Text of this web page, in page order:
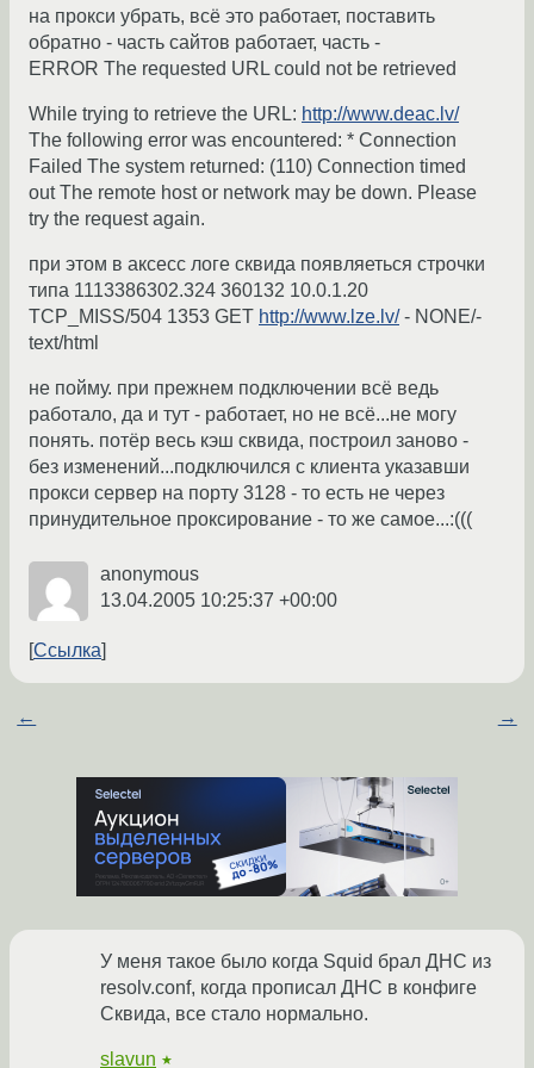
на прокси убрать, всё это работает, поставить
обратно - часть сайтов работает, часть -
ERROR The requested URL could not be retrieved
While trying to retrieve the URL: http://www.deac.lv/
The following error was encountered: * Connection
Failed The system returned: (110) Connection timed
out The remote host or network may be down. Please
try the request again.
при этом в аксесс логе сквида появляеться строчки
типа 1113386302.324 360132 10.0.1.20
TCP_MISS/504 1353 GET http://www.lze.lv/- NONE/-
text/html
не пойму. при прежнем подключении всё ведь
работало, да и тут - работает, но не всё...не могу
понять. потёр весь кэш сквида, построил заново -
без изменений...подключился с клиента указавши
прокси сервер на порту 3128 - то есть не через
принудительное проксирование - то же самое...:(((
anonymous
13.04.2005 10:25:37 +00:00
Ссылка
← →
У меня такое было когда Squid брал ДНС из
resolv.conf, когда прописал ДНС в конфиге
Сквида, все стало нормально.
slavun ★